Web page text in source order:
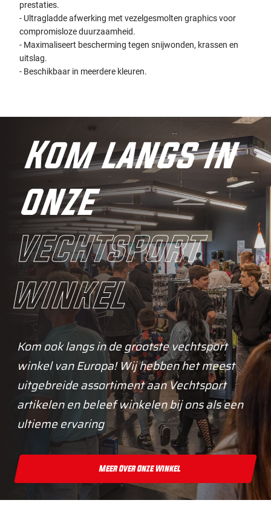
prestaties.
- Ultragladde afwerking met vezelgesmolten graphics voor
compromisloze duurzaamheid.
- Maximaliseert bescherming tegen snijwonden, krassen en
uitslag.
- Beschikbaar in meerdere kleuren.
Kom langs in
onze
vechtsport
winkel
Kom ook langs in de grootste vechtsport
winkel van Europa! Wij hebben het meest
uitgebreide assortiment aan Vechtsport
artikelen en beleef winkelen bij ons als een
ultieme ervaring
Meer Over Onze Winkel